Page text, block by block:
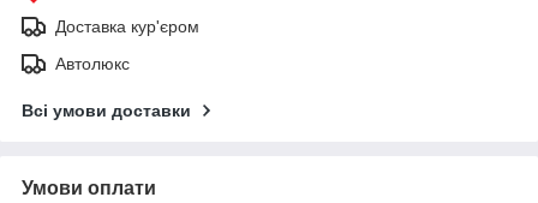
Доставка кур'єром
Автолюкс
Всі умови доставки
Умови оплати